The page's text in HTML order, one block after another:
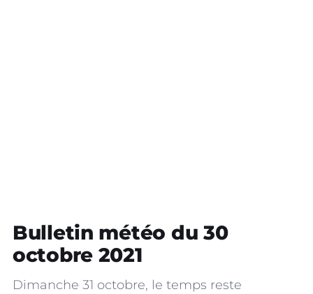
Bulletin météo du 30
octobre 2021
Dimanche 31 octobre, le temps reste